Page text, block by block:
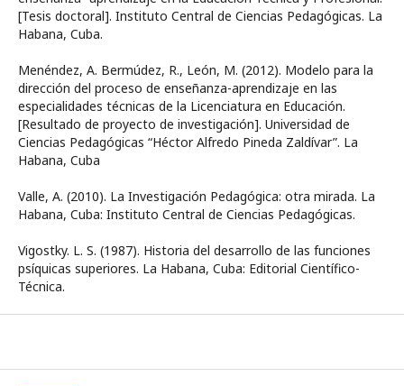
[Tesis doctoral]. Instituto Central de Ciencias Pedagógicas. La
Habana, Cuba.
Menéndez, A. Bermúdez, R., León, M. (2012). Modelo para la
dirección del proceso de enseñanza-aprendizaje en las
especialidades técnicas de la Licenciatura en Educación.
[Resultado de proyecto de investigación]. Universidad de
Ciencias Pedagógicas “Héctor Alfredo Pineda Zaldívar”. La
Habana, Cuba
Valle, A. (2010). La Investigación Pedagógica: otra mirada. La
Habana, Cuba: Instituto Central de Ciencias Pedagógicas.
Vigostky. L. S. (1987). Historia del desarrollo de las funciones
psíquicas superiores. La Habana, Cuba: Editorial Científico-
Técnica.